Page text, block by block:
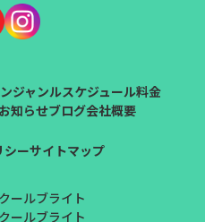
ジャンルスケジュール料金
お知らせブログ会社概要
シーサイトマップ
ールブライト
ールブライト